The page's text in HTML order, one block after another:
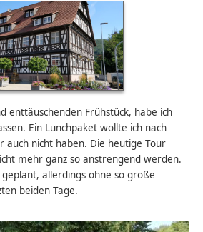
enttäuschenden Frühstück, habe ich
Ein Lunchpaket wollte ich nach
auch nicht haben. Die heutige Tour
mehr ganz so anstrengend werden.
allerdings ohne so große
beiden Tage.